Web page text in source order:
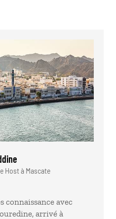
Host à Mascate
connaissance avec
arrivé à